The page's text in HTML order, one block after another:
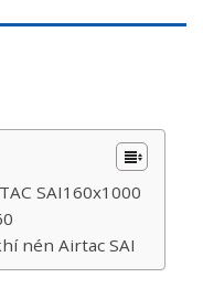
SAI160x1000
nén Airtac SAI